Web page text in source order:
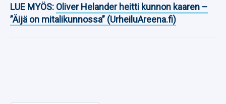
LUE MYÖS: Oliver Helander heitti kunnon kaaren –
”Äijä on mitalikunnossa” (UrheiluAreena.fi)